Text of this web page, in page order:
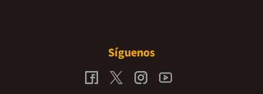
Síguenos